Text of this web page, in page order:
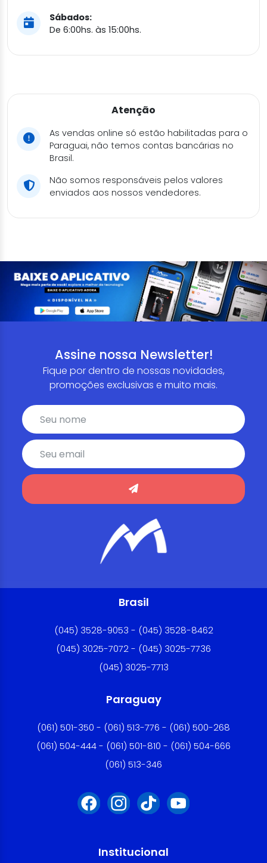
Sábados:
De 6:00hs. às 15:00hs.
Atenção
As vendas online só estão habilitadas para o
Paraguai, não temos contas bancárias no
Brasil.
Não somos responsáveis pelos valores
enviados aos nossos vendedores.
Assine nossa Newsletter!
Fique por dentro de nossas novidades,
promoções exclusivas e muito mais.
Brasil
(045) 3528-9053 - (045) 3528-8462
(045) 3025-7072 - (045) 3025-7736
(045) 3025-7713
Paraguay
(061) 501-350 - (061) 513-776 - (061) 500-268
(061) 504-444 - (061) 501-810 - (061) 504-666
(061) 513-346
Institucional